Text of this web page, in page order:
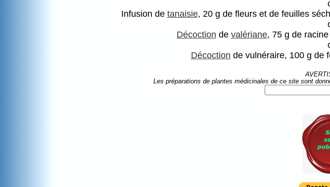
Infusion de tanaisie, 20 g de fleurs et de feuilles
Décoction de valériane, 75 g de
Décoction de vulnéraire, 100 g de
Les préparations de plantes médicinales de ce site sont